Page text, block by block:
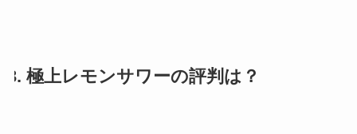
3. 極上レモンサワーの評判は？